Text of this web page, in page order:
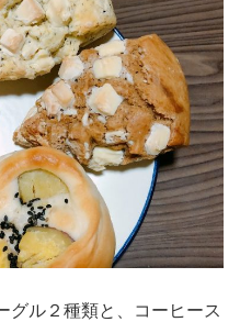
グル２種類と、コーヒース